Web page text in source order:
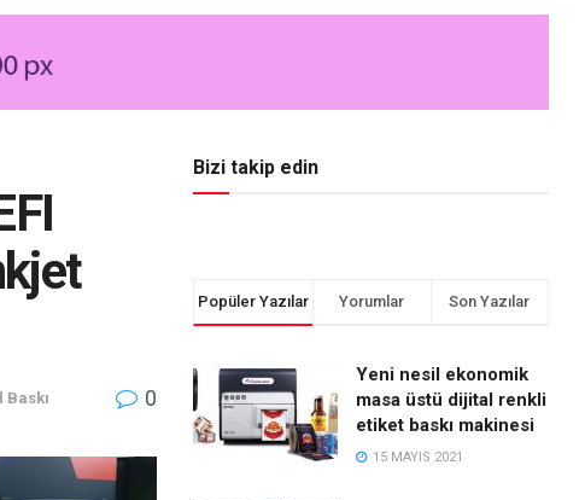
0
Bizi takip edin
Popüler Yazılar Yorumlar Son Yazılar
Yeni nesil ekonomik
masa üstü dijital renkli
etiket baskı makinesi
15 MAYIS 2021